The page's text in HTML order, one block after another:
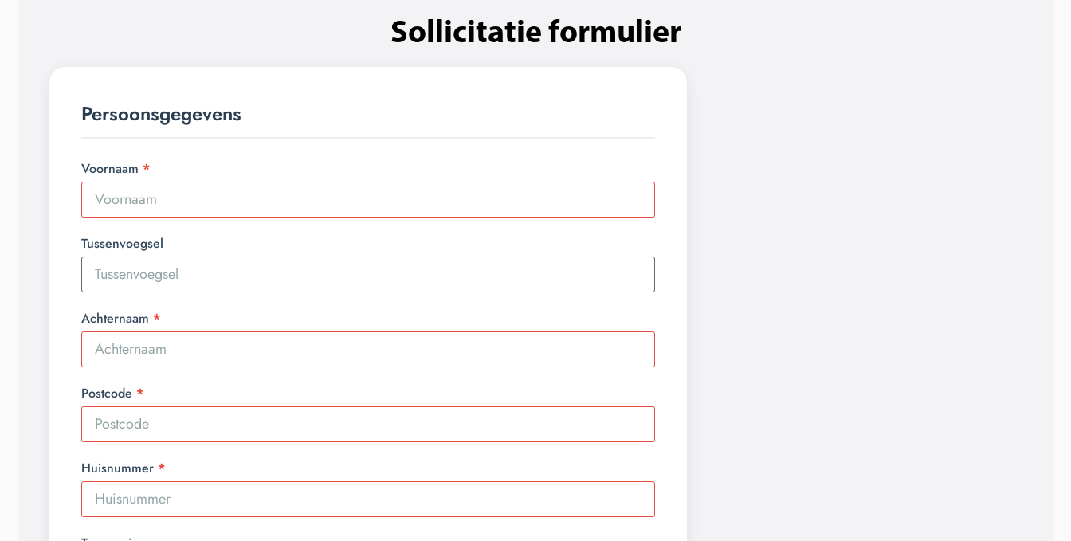
Sollicitatie formulier
Persoonsgegevens
Voornaam
Tussenvoegsel
Achternaam
Postcode
Huisnummer